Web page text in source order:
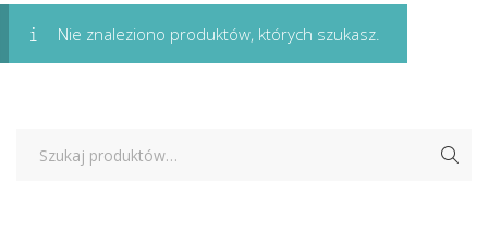
Nie znaleziono produktów, których szukasz.